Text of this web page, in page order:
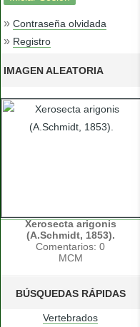
» Contraseña olvidada
» Registro
IMAGEN ALEATORIA
Xerosecta arigonis
(A.Schmidt, 1853).
Comentarios: 0
MCM
BÚSQUEDAS RÁPIDAS
Vertebrados